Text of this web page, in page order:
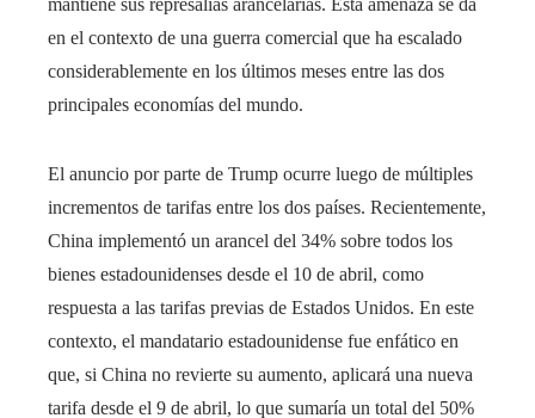
mantiene sus represalias arancelarias. Esta amenaza se da
en el contexto de una guerra comercial que ha escalado
considerablemente en los últimos meses entre las dos
principales economías del mundo.
El anuncio por parte de Trump ocurre luego de múltiples
incrementos de tarifas entre los dos países. Recientemente,
China implementó un arancel del 34% sobre todos los
bienes estadounidenses desde el 10 de abril, como
respuesta a las tarifas previas de Estados Unidos. En este
contexto, el mandatario estadounidense fue enfático en
que, si China no revierte su aumento, aplicará una nueva
tarifa desde el 9 de abril, lo que sumaría un total del 50%